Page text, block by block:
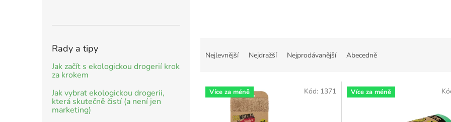
Rady a tipy
Jak začít s ekologickou drogerií krok
za krokem
Jak vybrat ekologickou drogerii,
která skutečně čistí (a není jen
marketing)
Nejlevnější Nejdražší Nejprodávanější Abecedně
V Více za méně Kód: 1371 Více za méně